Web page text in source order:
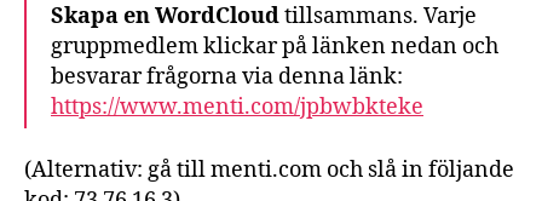
Skapa en WordCloudtillsammans. Varje
gruppmedlem klickar på länken nedan och
besvarar frågorna via denna länk:
https://www.menti.com/jpbwbkteke
(Alternativ: gå till menti.com och slå in följande